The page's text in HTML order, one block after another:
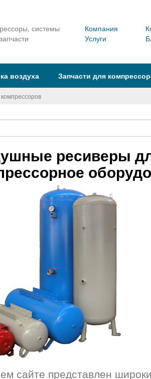
системы
Компания
Услуги
воздуха Запчасти для
ресиверы
сайте представлен